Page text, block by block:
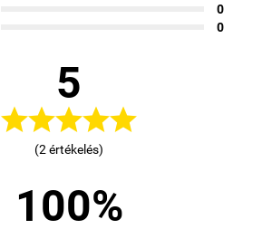
0
0
5

(2 értékelés)
100%